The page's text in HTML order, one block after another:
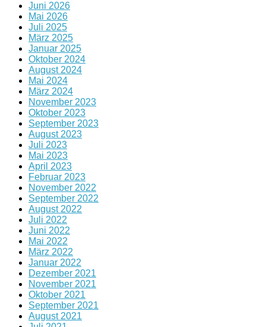
Juni 2026
Mai 2026
Juli 2025
März 2025
Januar 2025
Oktober 2024
August 2024
Mai 2024
März 2024
November 2023
Oktober 2023
September 2023
August 2023
Juli 2023
Mai 2023
April 2023
Februar 2023
November 2022
September 2022
August 2022
Juli 2022
Juni 2022
Mai 2022
März 2022
Januar 2022
Dezember 2021
November 2021
Oktober 2021
September 2021
August 2021